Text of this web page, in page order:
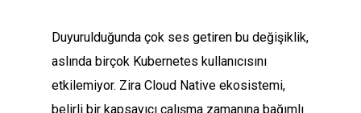
Duyurulduğunda çok ses getiren bu değişiklik,
aslında birçok Kubernetes kullanıcısını
etkilemiyor. Zira Cloud Native ekosistemi,
belirli bir kapsayıcı çalışma zamanına bağımlı